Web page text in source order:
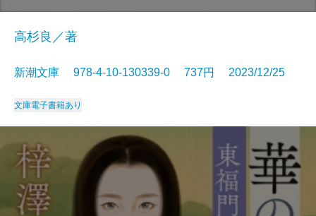
高杉良／著
新潮文庫 978-4-10-130339-0 737円 2023/12/25
文庫電子書籍あり